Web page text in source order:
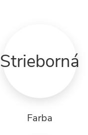
Strieborná
Farba